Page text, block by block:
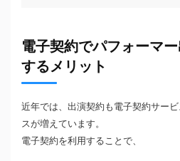
電子契約でパフォーマ
するメリット
近年では、出演契約も電子契約サー
スが増えています。
電子契約を利用することで、